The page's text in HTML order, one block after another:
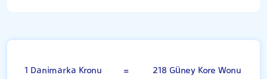
1 Danimarka Kronu =
218 Güney Kore Wonu